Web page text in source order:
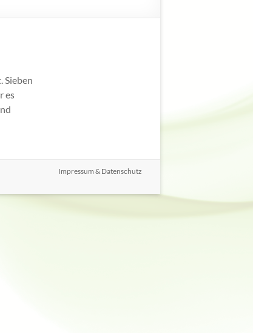
Sieben
es
Impressum & Datenschutz